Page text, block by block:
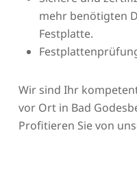
mehr benötigten
Festplatte.
Wir sind Ihr
vor Ort in Bad
Profitieren Sie von